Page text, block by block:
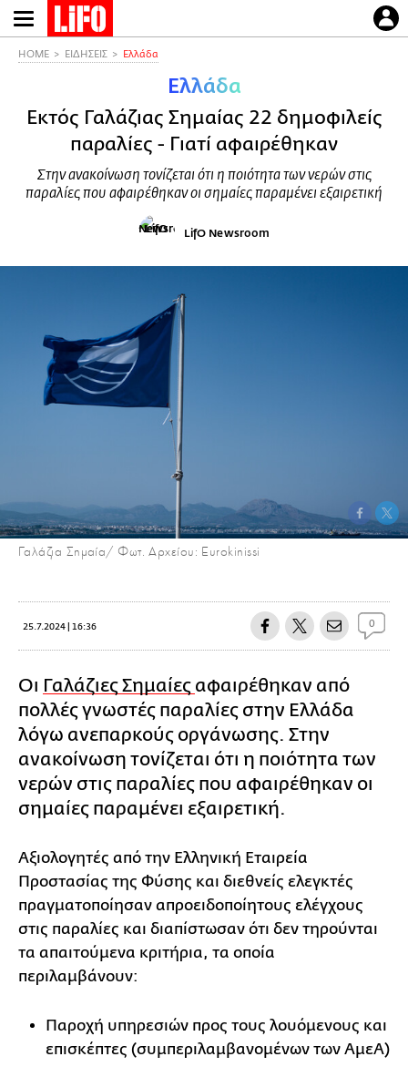
Παράκαμψη
προς
HOME ΕΙΔΗΣΕΙΣ Ελλάδα
Ελλάδα
Εκτός Γαλάζιας Σημαίας 22 δημοφιλείς
παραλίες - Γιατί αφαιρέθηκαν
Στην ανακοίνωση τονίζεται ότι η ποιότητα των νερών στις
παραλίες που αφαιρέθηκαν οι σημαίες παραμένει εξαιρετική
LifO Newsroom
Γαλάζια Σημαία/ Φωτ. Αρχείου: Eurokinissi
25.7.2024 | 16:36 0
Οι Γαλάζιες Σημαίες αφαιρέθηκαν από
πολλές γνωστές παραλίες στην Ελλάδα
λόγω ανεπαρκούς οργάνωσης. Στην
ανακοίνωση τονίζεται ότι η ποιότητα των
νερών στις παραλίες που αφαιρέθηκαν οι
σημαίες παραμένει εξαιρετική.
Αξιολογητές από την Ελληνική Εταιρεία
Προστασίας της Φύσης και διεθνείς ελεγκτές
πραγματοποίησαν απροειδοποίητους ελέγχους
στις παραλίες και διαπίστωσαν ότι δεν τηρούνται
τα απαιτούμενα κριτήρια, τα οποία
περιλαμβάνουν:
Παροχή υπηρεσιών προς τους λουόμενους και
επισκέπτες (συμπεριλαμβανομένων των ΑμεΑ)